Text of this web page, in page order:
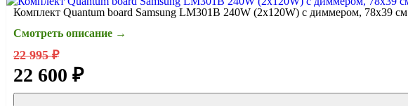
Комплект Quantum board Samsung LM301B 240W (2x120W) с диммером, 78x39 см
Смотреть описание →
22 995 ₽
22 600 ₽